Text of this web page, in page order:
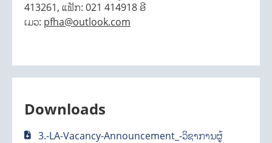
413261, ແຟັກ: 021 414918 ອີ
ເມວ: pfha@outlook.com
Downloads
3.-LA-Vacancy-Announcement_-ວິຊາການຜູ້